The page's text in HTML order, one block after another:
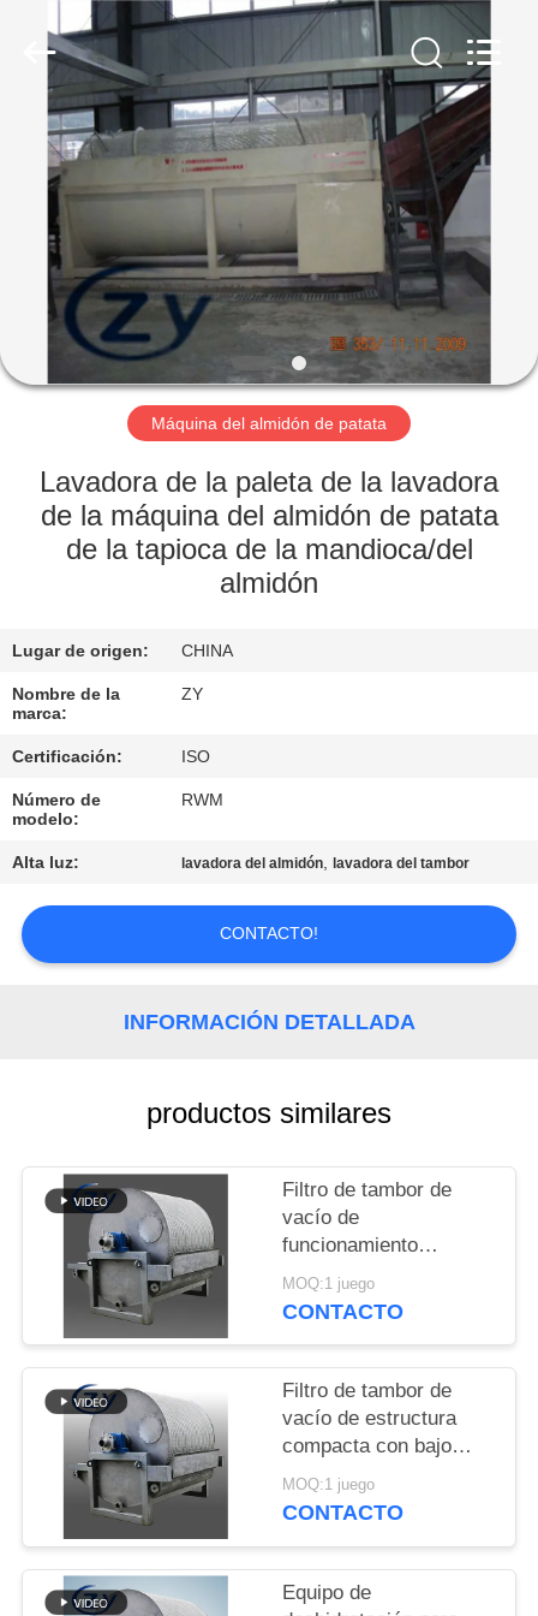
HOGAR
PRODUCTOS
SOBRE
LOS
E.E.U.U.
DE
FÁBRICA
DE
CALIDAD
ÉNTRENOS
EN
CONTACTO
CON
NOTICIAS
MAPA
SITIO
PRIVACY
POLICY
Engineering
Reserved.
Máquina del almidón de patata
Lavadora de la paleta de la lavadora
de la máquina del almidón de patata
de la tapioca de la mandioca/del
almidón
Lugar de origen: CHINA
Nombre de la
marca:
ZY
Certificación: ISO
Número de
modelo:
RWM
Alta luz: lavadora del almidón, lavadora del tambor
CONTACTO!
INFORMACIÓN DETALLADA
productos similares
Filtro de tambor de
vacío de
funcionamiento
continuo Equipo de
deshidratación estable
MOQ:1 juego
CONTACTO
Filtro de tambor de
vacío de estructura
compacta con bajo
consumo de energía y
acero inoxidable SS304
MOQ:1 juego
CONTACTO
Equipo de